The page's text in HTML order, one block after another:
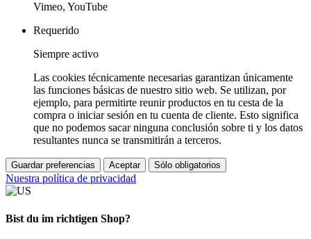
Vimeo, YouTube
Requerido
Siempre activo
Las cookies técnicamente necesarias garantizan únicamente
las funciones básicas de nuestro sitio web. Se utilizan, por
ejemplo, para permitirte reunir productos en tu cesta de la
compra o iniciar sesión en tu cuenta de cliente. Esto significa
que no podemos sacar ninguna conclusión sobre ti y los datos
resultantes nunca se transmitirán a terceros.
Guardar preferencias Aceptar Sólo obligatorios
Nuestra política de privacidad
Bist du im richtigen Shop?